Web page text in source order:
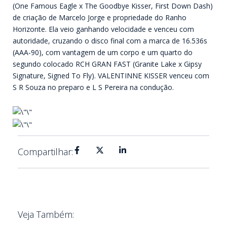
(One Famous Eagle x The Goodbye Kisser, First Down Dash)
de criação de Marcelo Jorge e propriedade do Ranho
Horizonte. Ela veio ganhando velocidade e venceu com
autoridade, cruzando o disco final com a marca de 16.536s
(AAA-90), com vantagem de um corpo e um quarto do
segundo colocado RCH GRAN FAST (Granite Lake x Gipsy
Signature, Signed To Fly). VALENTINNE KISSER venceu com
S R Souza no preparo e L S Pereira na condução.
Compartilhar:
Veja Também: